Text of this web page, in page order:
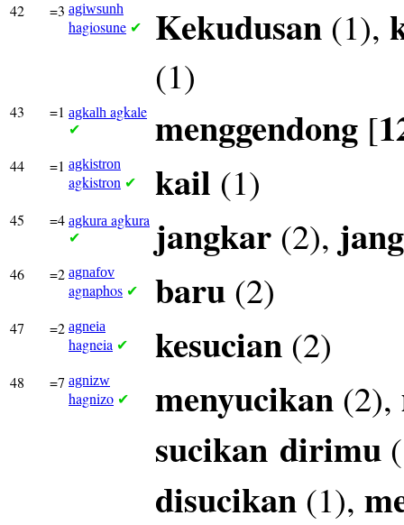
42 =3 agiwsunh
hagiosune ✔ Kekudusan (1),
(1)
43 =1 agkalh agkale
✔ menggendong [
44 =1 agkistron
agkistron ✔ kail (1)
45 =4 agkura agkura
✔ jangkar (2),
46 =2 agnafov
agnaphos ✔ baru (2)
47 =2 agneia
hagneia ✔ kesucian (2)
48 =7 agnizw
hagnizo ✔ menyucikan (2),
sucikan dirimu
disucikan (1),